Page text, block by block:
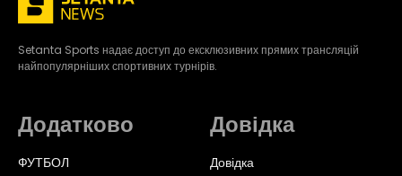
Setanta Sports надає доступ до ексклюзивних прямих трансляцій
найпопулярніших спортивних турнірів.
Додатково
ФУТБОЛ
Довідка
Довідка